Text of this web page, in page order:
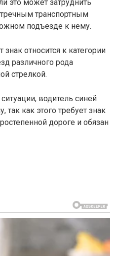
это может затруднить
транспортным
подъезде к нему.
относится к категории
различного рода
стрелкой.
водитель синей
как этого требует знак
дороге и обязан